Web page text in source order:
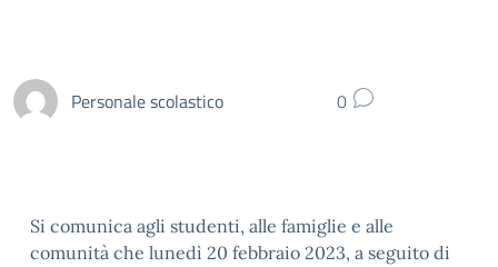
Personale scolastico 0
Si comunica agli studenti, alle famiglie e alle
comunità che lunedì 20 febbraio 2023, a seguito di